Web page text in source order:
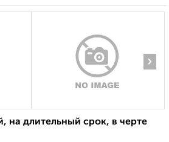
›
на длительный срок, в черте